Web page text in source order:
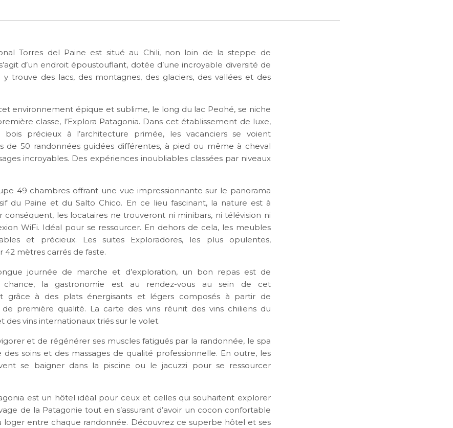
Torres del Paine est situé au Chili, non loin de la steppe de
d’un endroit époustouflant, dotée d’une incroyable diversité de
y trouve des lacs, des montagnes, des glaciers, des vallées et des
environnement épique et sublime, le long du lac Peohé, se niche
classe, l’Explora Patagonia. Dans cet établissement de luxe,
bois précieux à l’architecture primée, les vacanciers se voient
de 50 randonnées guidées différentes, à pied ou même à cheval
incroyables. Des expériences inoubliables classées par niveaux
49 chambres offrant une vue impressionnante sur le panorama
du Paine et du Salto Chico. En ce lieu fascinant, la nature est à
conséquent, les locataires ne trouveront ni minibars, ni télévision ni
WiFi. Idéal pour se ressourcer. En dehors de cela, les meubles
et précieux. Les suites Exploradores, les plus opulentes,
42 mètres carrés de faste.
journée de marche et d’exploration, un bon repas est de
chance, la gastronomie est au rendez-vous au sein de cet
grâce à des plats énergisants et légers composés à partir de
de première qualité. La carte des vins réunit des vins chiliens du
des vins internationaux triés sur le volet.
et de régénérer ses muscles fatigués par la randonnée, le spa
des soins et des massages de qualité professionnelle. En outre, les
se baigner dans la piscine ou le jacuzzi pour se ressourcer
est un hôtel idéal pour ceux et celles qui souhaitent explorer
de la Patagonie tout en s’assurant d’avoir un cocon confortable
loger entre chaque randonnée. Découvrez ce superbe hôtel et ses